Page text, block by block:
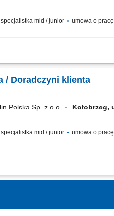
mid / junior umowa o pracę
w wyborze produktów oraz
/ Doradczyni klienta
Polska Sp. z o.o.
mid / junior umowa o pracę
robić? Twój start z Buddym: przez